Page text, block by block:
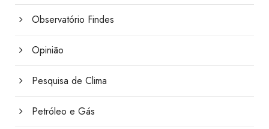
Observatório Findes
Opinião
Pesquisa de Clima
Petróleo e Gás